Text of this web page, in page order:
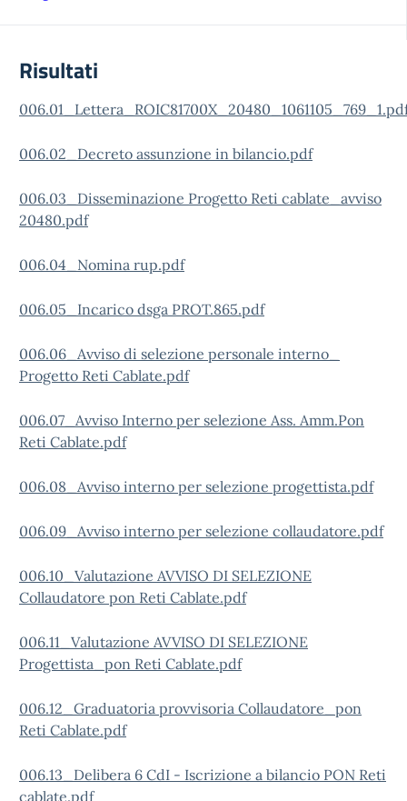
Risultati
006.02_Decreto assunzione in bilancio.pdf
006.03_Disseminazione Progetto Reti cablate_avviso
20480.pdf
006.04_Nomina rup.pdf
006.05_Incarico dsga PROT.865.pdf
006.06_Avviso di selezione personale interno_
Progetto Reti Cablate.pdf
006.07_Avviso Interno per selezione Ass. Amm.Pon
Reti Cablate.pdf
006.08_Avviso interno per selezione progettista.pdf
006.09_Avviso interno per selezione collaudatore.pdf
006.10_Valutazione AVVISO DI SELEZIONE
Collaudatore pon Reti Cablate.pdf
006.11_Valutazione AVVISO DI SELEZIONE
Progettista_pon Reti Cablate.pdf
006.12_Graduatoria provvisoria Collaudatore_pon
Reti Cablate.pdf
006.13_Delibera 6 CdI - Iscrizione a bilancio PON Reti
cablate.pdf